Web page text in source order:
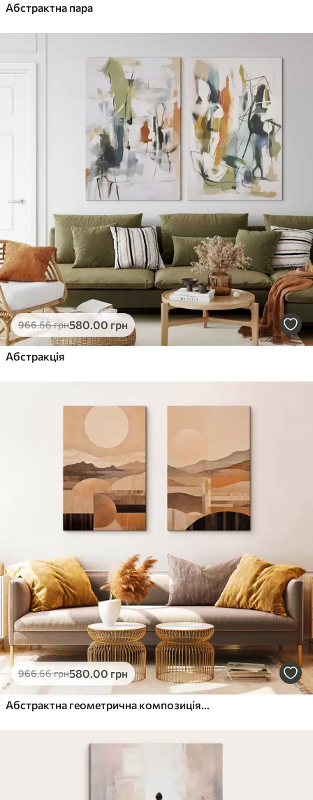
Абстрактна пара
966.66грн580.00 грн
Абстракція
966.66грн580.00 грн
Абстрактна геометрична композиція з кіл, прямокутників і вертикальних ліній